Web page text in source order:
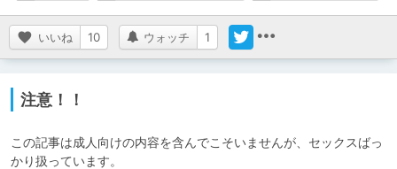
いいね 10 ウォッチ 1
注意！！
この記事は成人向けの内容を含んでこそいませんが、セックスばっ
かり扱っています。